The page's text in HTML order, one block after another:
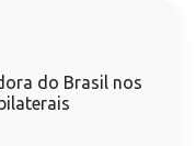
do Brasil nos